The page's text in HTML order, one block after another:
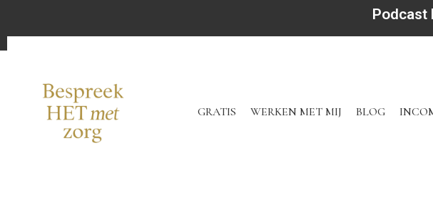
Podcast
GRATIS WERKEN MET MIJ BLOG